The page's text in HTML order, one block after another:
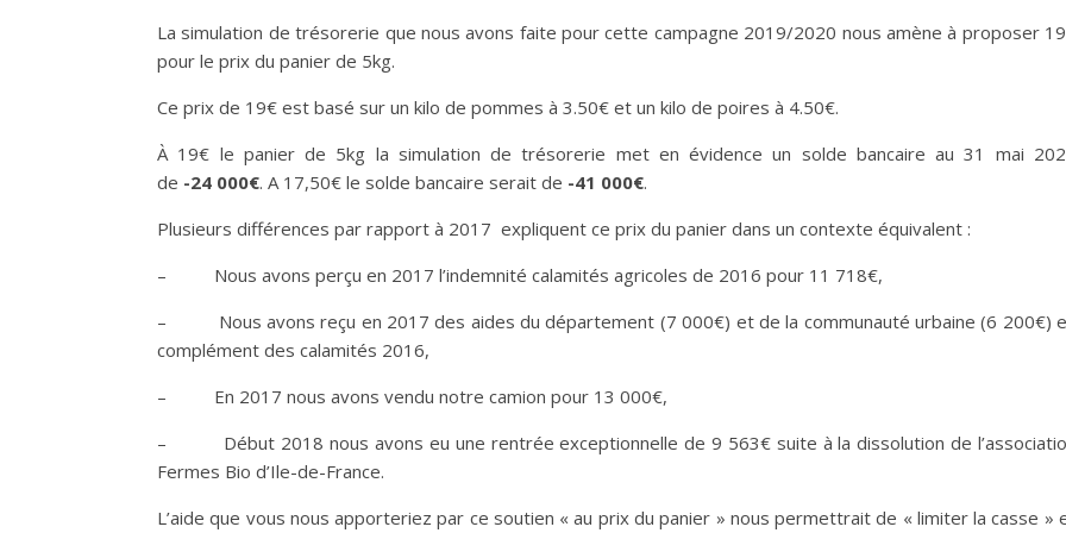
La simulation de trésorerie que nous avons faite pour cette campagne 2019/2020 nous amène à proposer
pour le prix du panier de 5kg.
Ce prix de 19€ est basé sur un kilo de pommes à 3.50€ et un kilo de poires à 4.50€.
À 19€ le panier de 5kg la simulation de trésorerie met en évidence un solde bancaire au 31 mai
de -24 000€. A 17,50€ le solde bancaire serait de -41 000€.
Plusieurs différences par rapport à 2017 expliquent ce prix du panier dans un contexte équivalent :
– Nous avons perçu en 2017 l’indemnité calamités agricoles de 2016 pour 11 718€,
– Nous avons reçu en 2017 des aides du département (7 000€) et de la communauté urbaine (6 200€)
complément des calamités 2016,
– En 2017 nous avons vendu notre camion pour 13 000€,
– Début 2018 nous avons eu une rentrée exceptionnelle de 9 563€ suite à la dissolution de
Fermes Bio d’Ile-de-France.
L’aide que vous nous apporteriez par ce soutien « au prix du panier » nous permettrait de « limiter la casse »